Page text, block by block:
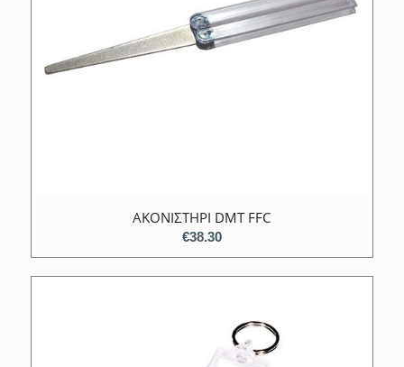
ΑΚΟΝΙΣΤΗΡΙ DMT FFC
€38.30